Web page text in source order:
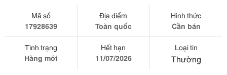
Mã số
17928639
Địa điểm
Toàn quốc
Hình thức
Cần bán
Tình trạng
Hàng mới
Hết hạn
11/07/2026
Loại tin
Thường